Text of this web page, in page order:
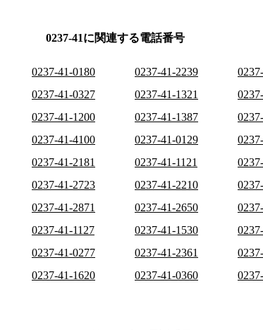
0237-41に関連する電話番号
0237-41-0180 0237-41-2239
0237-41-0327
0237-41-1321
0237-41-1200
0237-41-1387
0237-41-4100
0237-41-0129
0237-41-2181
0237-41-1121
0237-41-2723
0237-41-2210
0237-41-2871
0237-41-2650
0237-41-1127
0237-41-1530
0237-41-0277
0237-41-2361
0237-41-1620
0237-41-0360